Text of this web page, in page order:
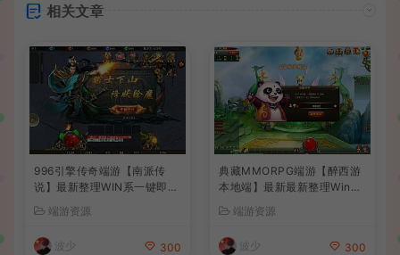
相关文章
996引擎传奇端游【南派传
说】最新整理WIN系一键即玩
教程
端游资源
波少 300
典藏MMORPG端游【醉西游
本地端】最新最新整理Win系
+详细搭建教程
端游资源
波少 300